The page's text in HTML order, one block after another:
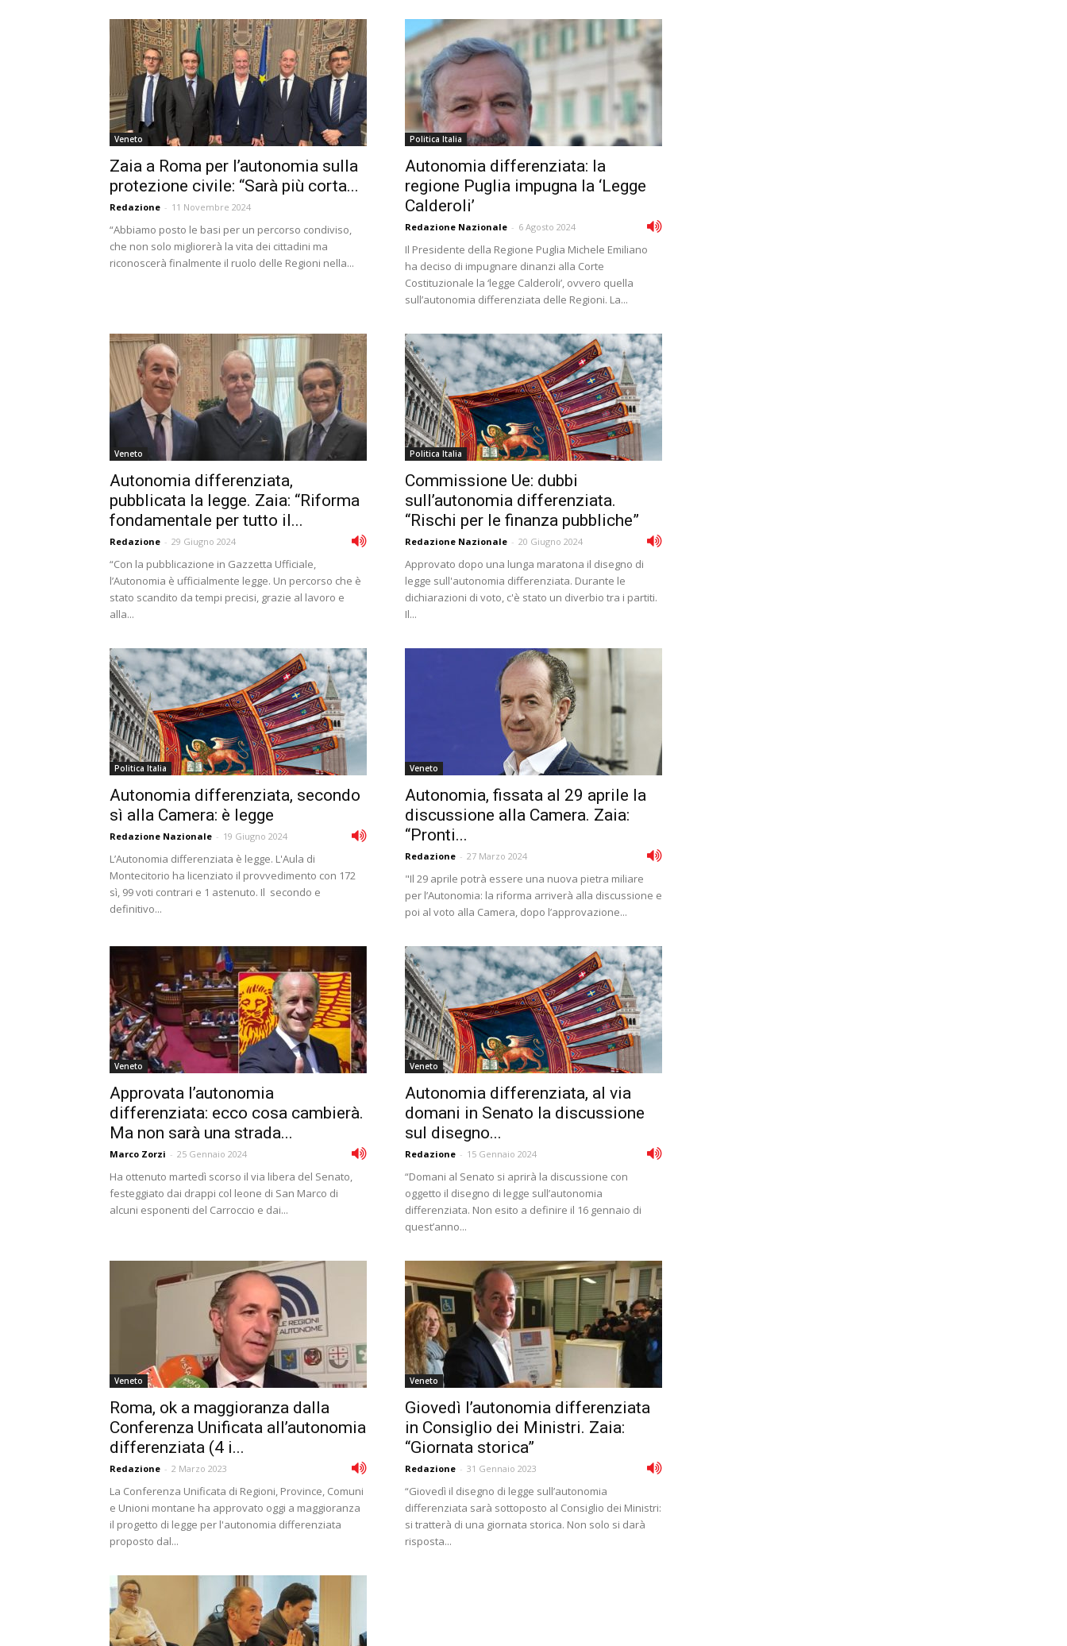
Veneto
Zaia a Roma per l’autonomia sulla
protezione civile: “Sarà più corta...
Redazione - 11 Novembre 2024
“Abbiamo posto le basi per un percorso condiviso,
che non solo migliorerà la vita dei cittadini ma
riconoscerà finalmente il ruolo delle Regioni nella...
Politica Italia
Autonomia differenziata: la
regione Puglia impugna la ‘Legge
Calderoli’
Redazione Nazionale - 6 Agosto 2024
Il Presidente della Regione Puglia Michele Emiliano
ha deciso di impugnare dinanzi alla Corte
Costituzionale la ‘legge Calderoli’, ovvero quella
sull’autonomia differenziata delle Regioni. La...
Veneto
Autonomia differenziata,
pubblicata la legge. Zaia: “Riforma
fondamentale per tutto il...
Redazione - 29 Giugno 2024
“Con la pubblicazione in Gazzetta Ufficiale,
l’Autonomia è ufficialmente legge. Un percorso che è
stato scandito da tempi precisi, grazie al lavoro e
alla...
Politica Italia
Commissione Ue: dubbi
sull’autonomia differenziata.
“Rischi per le finanza pubbliche”
Redazione Nazionale - 20 Giugno 2024
Approvato dopo una lunga maratona il disegno di
legge sull'autonomia differenziata. Durante le
dichiarazioni di voto, c'è stato un diverbio tra i partiti.
Il...
Politica Italia
Autonomia differenziata, secondo
sì alla Camera: è legge
Redazione Nazionale - 19 Giugno 2024
L’Autonomia differenziata è legge. L'Aula di
Montecitorio ha licenziato il provvedimento con 172
sì, 99 voti contrari e 1 astenuto. Il secondo e
definitivo...
Veneto
Autonomia, fissata al 29 aprile la
discussione alla Camera. Zaia:
“Pronti...
Redazione - 27 Marzo 2024
"Il 29 aprile potrà essere una nuova pietra miliare
per l’Autonomia: la riforma arriverà alla discussione e
poi al voto alla Camera, dopo l’approvazione...
Veneto
Approvata l’autonomia
differenziata: ecco cosa cambierà.
Ma non sarà una strada...
Marco Zorzi - 25 Gennaio 2024
Ha ottenuto martedì scorso il via libera del Senato,
festeggiato dai drappi col leone di San Marco di
alcuni esponenti del Carroccio e dai...
Veneto
Autonomia differenziata, al via
domani in Senato la discussione
sul disegno...
Redazione - 15 Gennaio 2024
“Domani al Senato si aprirà la discussione con
oggetto il disegno di legge sull’autonomia
differenziata. Non esito a definire il 16 gennaio di
quest’anno...
Veneto
Roma, ok a maggioranza dalla
Conferenza Unificata all’autonomia
differenziata (4 i...
Redazione - 2 Marzo 2023
La Conferenza Unificata di Regioni, Province, Comuni
e Unioni montane ha approvato oggi a maggioranza
il progetto di legge per l'autonomia differenziata
proposto dal...
Veneto
Giovedì l’autonomia differenziata
in Consiglio dei Ministri. Zaia:
“Giornata storica”
Redazione - 31 Gennaio 2023
“Giovedì il disegno di legge sull’autonomia
differenziata sarà sottoposto al Consiglio dei Ministri:
si tratterà di una giornata storica. Non solo si darà
risposta...